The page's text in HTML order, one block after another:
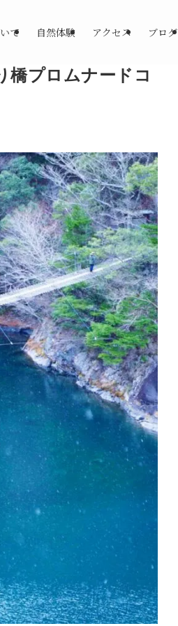
て 自然体験 アクセス ブログ
橋プロムナードコ